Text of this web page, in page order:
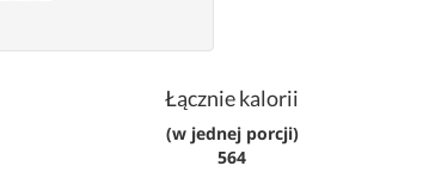
Łącznie kalorii
(w jednej porcji)
564